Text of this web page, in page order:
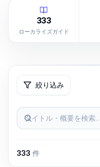
333
ローカライズガイド
絞り込み
タイトル・概要を検索…
333 件